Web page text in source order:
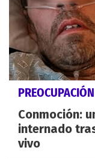
PREOCUPACIÓN
Conmoción:
internado
vivo